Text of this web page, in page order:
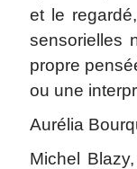
et le
sensorielles
propre
ou une
Aurélia
Michel Blazy,